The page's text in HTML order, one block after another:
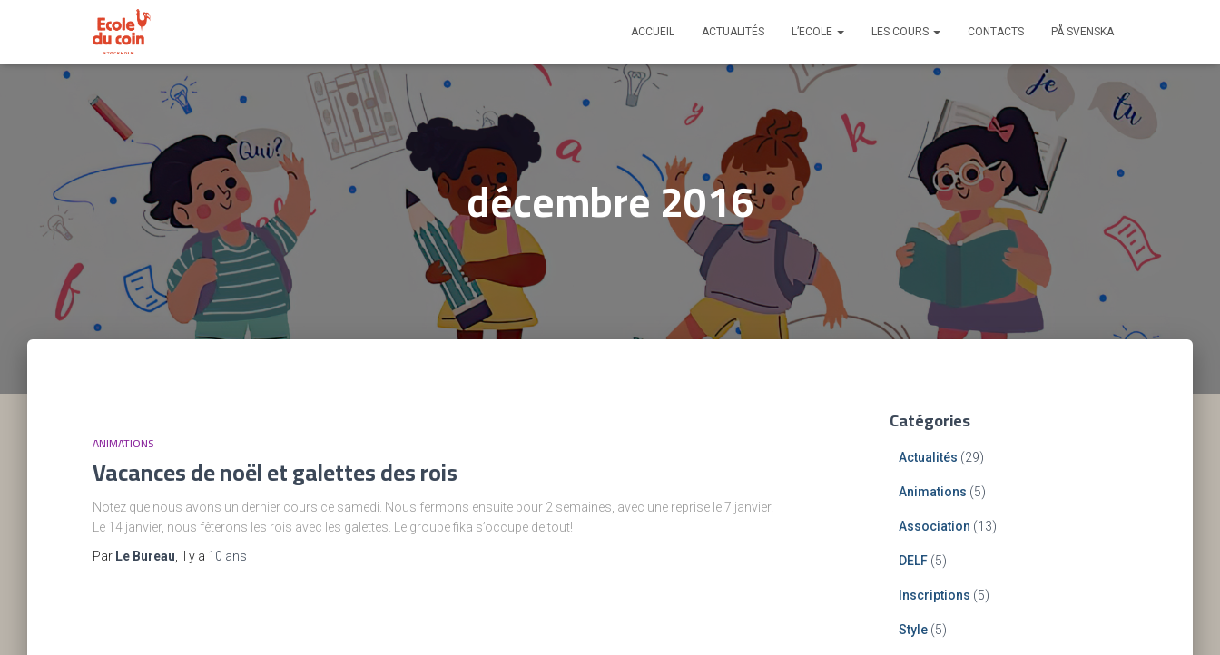
ACCUEIL ACTUALITÉS L’ECOLE LES COURS CONTACTS PÅ SVENSKA
décembre 2016
ANIMATIONS
Vacances de noël et galettes des rois
Notez que nous avons un dernier cours ce samedi. Nous fermons ensuite pour 2 semaines, avec une reprise le 7 janvier.
Le 14 janvier, nous fêterons les rois avec les galettes. Le groupe fika s’occupe de tout!
Par Le Bureau , il y a 10 ans
Catégories
Actualités (29)
Animations (5)
Association (13)
DELF(5)
Inscriptions (5)
Style(5)